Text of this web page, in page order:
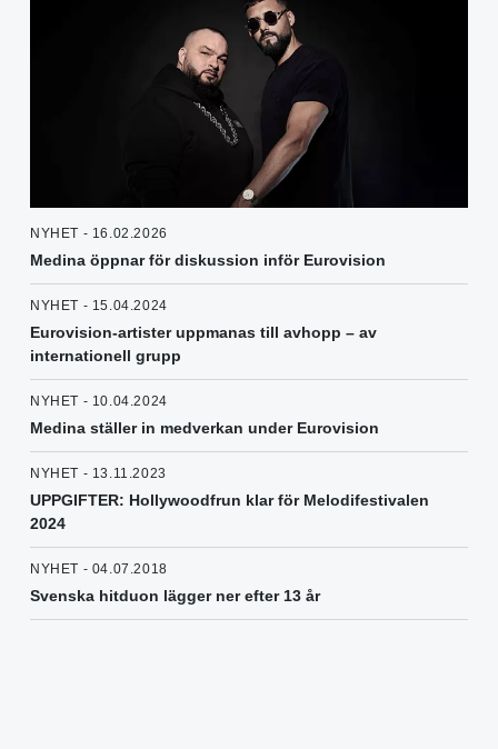
NYHET - 16.02.2026
Medina öppnar för diskussion inför Eurovision
NYHET - 15.04.2024
Eurovision-artister uppmanas till avhopp – av
internationell grupp
NYHET - 10.04.2024
Medina ställer in medverkan under Eurovision
NYHET - 13.11.2023
UPPGIFTER: Hollywoodfrun klar för Melodifestivalen
2024
NYHET - 04.07.2018
Svenska hitduon lägger ner efter 13 år